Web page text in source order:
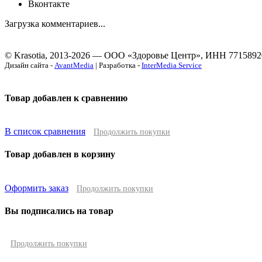
Вконтакте
Загрузка комментариев...
© Krasotia, 2013-2026 — ООО «Здоровье Центр», ИНН
Дизайн сайта - AvantMedia | Разработка - InterMedia Service
Товар добавлен к сравнению
В список сравнения Продолжить покупки
Товар добавлен в корзину
Оформить заказ Продолжить покупки
Вы подписались на товар
Продолжить покупки